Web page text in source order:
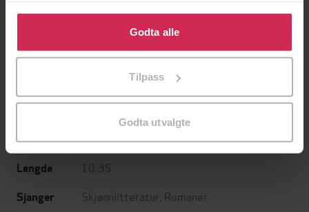
Klikk på «Godta alle» for å gi oss ditt samtykke til å
bruke cookies for alle disse formålene. Du kan også
tilpasse ditt samtykke til spesifikke formål ved å klikke
Godta alle
Tilpass
Godta utvalgte
THE GILDED AGE
Weidenfeld & Nicolson
Utgitt 12.04.2012
Lengde 10:35
Sjanger Skjønnlitteratur Romaner